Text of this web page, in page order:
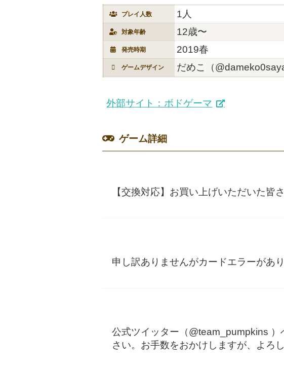
プレイ人数 1人
対象年齢 12歳〜
発売時期 2019春
ゲームデザイン だめこ（
外部サイト：ボドゲーマ
ゲーム詳細
【交換対応】お買い上げいただいた皆
申し訳ありませんがカードエラーがあ
公式ツイッター（@team_pumpkins
さい。お手数をおかけしますが、よろ